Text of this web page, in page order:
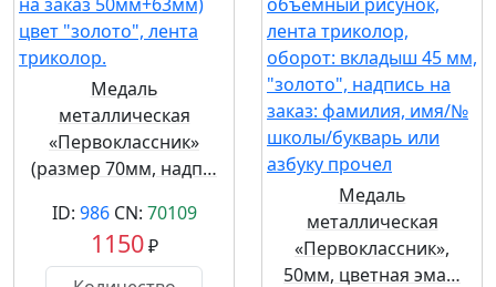
Медаль
металлическая
«Первоклассник»
(размер 70мм, надп…
ID: 986CN: 70109
1150₽
Медаль
металлическая
«Первоклассник»,
50мм, цветная эма…